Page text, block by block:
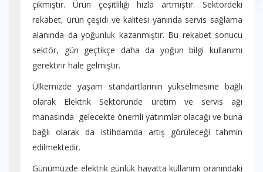
çıkmıştır. Ürün çeşitliliği hızla artmıştır. Sektördeki
rekabet, ürün çeşidi ve kalitesi yanında servis sağlama
alanında da yoğunluk kazanmıştır. Bu rekabet sonucu
sektör, gün geçtikçe daha da yoğun bilgi kullanımı
gerektirir hale gelmiştir.
Ülkemizde yaşam standartlarının yükselmesine bağlı
olarak Elektrik Sektöründe üretim ve servis ağı
manasında gelecekte önemli yatırımlar olacağı ve buna
bağlı olarak da istihdamda artış görüleceği tahmin
edilmektedir.
Günümüzde elektrik günlük hayatta kullanım oranındaki